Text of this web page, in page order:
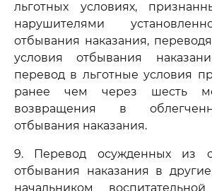
льготных условиях,
нарушителями
отбывания наказания,
условия отбывания
перевод в льготные условия
ранее чем через шесть
возвращения в
отбывания наказания.
9. Перевод осужденных из
отбывания наказания в
начальником